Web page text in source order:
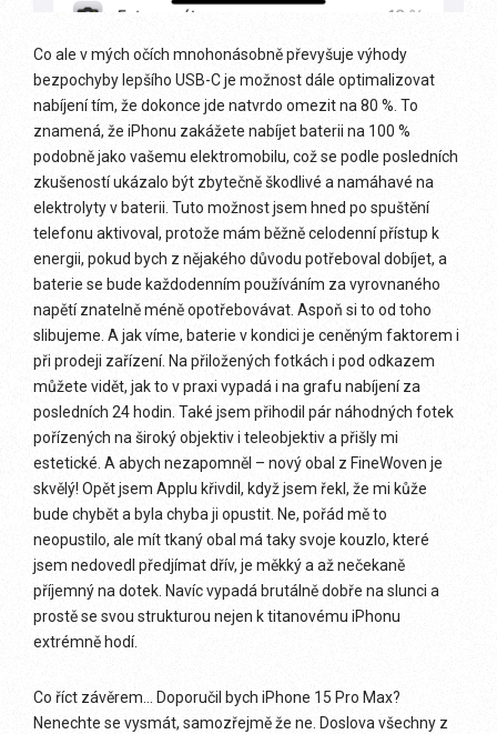
Co ale v mých očích mnohonásobně převyšuje výhody
bezpochyby lepšího USB-C je možnost dále optimalizovat
nabíjení tím, že dokonce jde natvrdo omezit na 80 %. To
znamená, že iPhonu zakážete nabíjet baterii na 100 %
podobně jako vašemu elektromobilu, což se podle posledních
zkušeností ukázalo být zbytečně škodlivé a namáhavé na
elektrolyty v baterii. Tuto možnost jsem hned po spuštění
telefonu aktivoval, protože mám běžně celodenní přístup k
energii, pokud bych z nějakého důvodu potřeboval dobíjet, a
baterie se bude každodenním používáním za vyrovnaného
napětí znatelně méně opotřebovávat. Aspoň si to od toho
slibujeme. A jak víme, baterie v kondici je ceněným faktorem i
při prodeji zařízení. Na přiložených fotkách i pod odkazem
můžete vidět, jak to v praxi vypadá i na grafu nabíjení za
posledních 24 hodin. Také jsem přihodil pár náhodných fotek
pořízených na široký objektiv i teleobjektiv a přišly mi
estetické. A abych nezapomněl – nový obal z FineWoven je
skvělý! Opět jsem Applu křivdil, když jsem řekl, že mi kůže
bude chybět a byla chyba ji opustit. Ne, pořád mě to
neopustilo, ale mít tkaný obal má taky svoje kouzlo, které
jsem nedovedl předjímat dřív, je měkký a až nečekaně
příjemný na dotek. Navíc vypadá brutálně dobře na slunci a
prostě se svou strukturou nejen k titanovému iPhonu
extrémně hodí.
Co říct závěrem… Doporučil bych iPhone 15 Pro Max?
Nenechte se vysmát, samozřejmě že ne. Doslova všechny z